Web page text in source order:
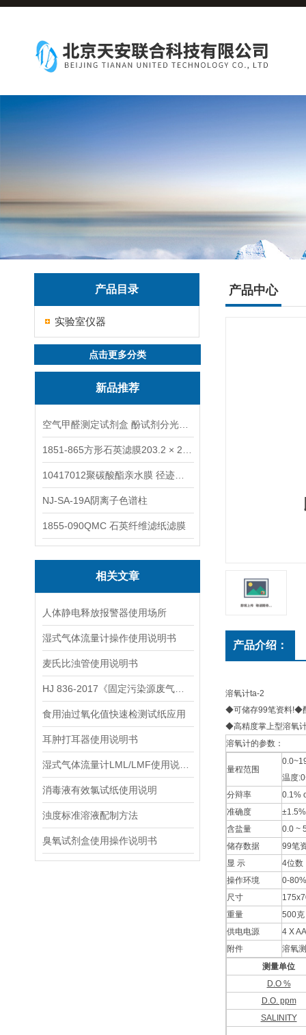
产品目录
实验室仪器
点击更多分类
新品推荐
NJ-SA-19A阴离子色谱柱
1855-090QMC 石英纤维滤纸滤膜
相关文章
人体静电释放报警器使用场所
湿式气体流量计操作使用说明书
麦氏比浊管使用说明书
食用油过氧化值快速检测试纸应用
耳肿打耳器使用说明书
消毒液有效氯试纸使用说明
浊度标准溶液配制方法
臭氧试剂盒使用操作说明书
产品中心
产品介绍：
溶氧计ta-2
◆可储存99笔资料!◆
◆高精度掌上型溶氧
溶氧计的参数：
量程范围
温度
分辩率
0.1%
准确度
含盐量
0.0 ~
储存数据
99笔
显 示
4位数
操作环境
0-
尺寸
重量
500克
供电电源
4 X
附件
溶氧
测量单位
D.O %
D.O. ppm
SALINITY